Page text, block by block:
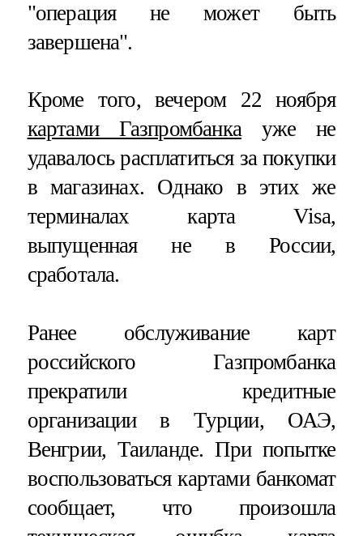
"операция не может быть
завершена".
Кроме того, вечером 22 ноября
картами Газпромбанкауже не
удавалось расплатиться за покупки
в магазинах. Однако в этих же
терминалах карта Visa,
выпущенная не в России,
сработала.
Ранее обслуживание карт
российского Газпромбанка
прекратили кредитные
организации в Турции, ОАЭ,
Венгрии, Таиланде. При попытке
воспользоваться картами банкомат
сообщает, что произошла